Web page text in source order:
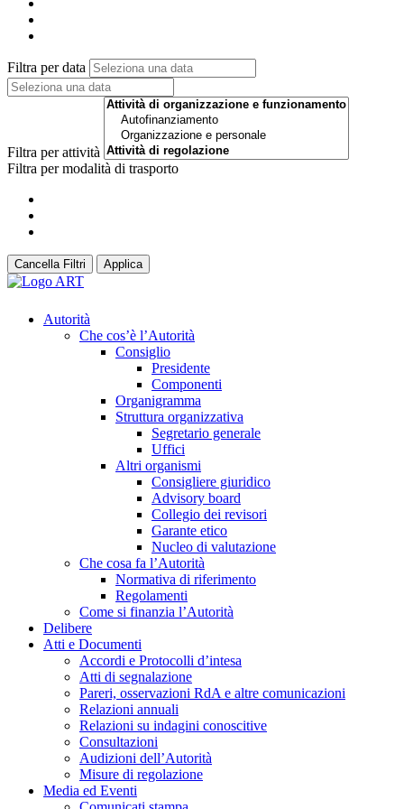
Filtra per data
Filtra per attività
Filtra per modalità di trasporto
Cancella Filtri Applica
Autorità
Che cos’è l’Autorità
Consiglio
Presidente
Componenti
Organigramma
Struttura organizzativa
Segretario generale
Uffici
Altri organismi
Consigliere giuridico
Advisory board
Collegio dei revisori
Garante etico
Nucleo di valutazione
Che cosa fa l’Autorità
Normativa di riferimento
Regolamenti
Come si finanzia l’Autorità
Delibere
Atti e Documenti
Accordi e Protocolli d’intesa
Atti di segnalazione
Pareri, osservazioni RdA e altre comunicazioni
Relazioni annuali
Relazioni su indagini conoscitive
Consultazioni
Audizioni dell’Autorità
Misure di regolazione
Media ed Eventi